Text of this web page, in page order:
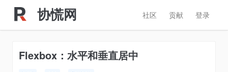
协慌网 登录
贡献
社区
Flexbox：水平和垂直居中